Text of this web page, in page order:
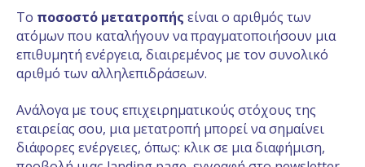
Το ποσοστό μετατροπής είναι ο αριθμός των
ατόμων που καταλήγουν να πραγματοποιήσουν μια
επιθυμητή ενέργεια, διαιρεμένος με τον συνολικό
αριθμό των αλληλεπιδράσεων.
Ανάλογα με τους επιχειρηματικούς στόχους της
εταιρείας σου, μια μετατροπή μπορεί να σημαίνει
διάφορες ενέργειες, όπως: κλικ σε μια διαφήμιση,